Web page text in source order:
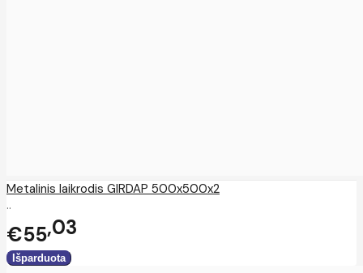
Metalinis laikrodis GIRDAP 500x500x2
..
€55 03